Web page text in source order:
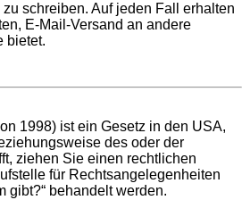
schreiben. Auf jeden Fall erhalten
E-Mail-Versand an andere
bietet.
1998) ist ein Gesetz in den USA,
des oder der
ziehen Sie einen rechtlichen
für Rechtsangelegenheiten
gibt?“ behandelt werden.